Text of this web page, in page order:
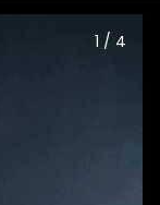
1 / 4